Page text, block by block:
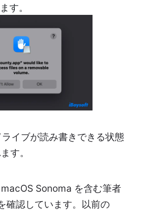
す。
イブが読み書きできる状態
す。
Sonoma を含む筆者
確認しています。以前の